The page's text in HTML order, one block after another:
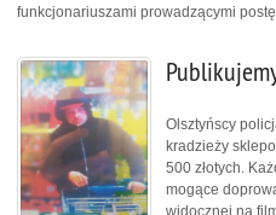
funkcjonariuszami prowadzącymi
Olsztyńscy
kradzieży
500 złotych.
mogące
widocznej na